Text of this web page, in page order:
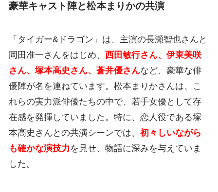
豪華キャスト陣と松本まりかの共演
「タイガー&ドラゴン」は、主演の長瀬智也さんと
岡田准一さんをはじめ、 西田敏行さん、伊東美咲
さん、塚本高史さん、蒼井優さんなど、豪華な俳
優陣が名を連ねています。松本まりかさんは、こ
れらの実力派俳優たちの中で、若手女優として存
在感を発揮していました。特に、恋人役である塚
本高史さんとの共演シーンでは、 初々しいながら
も確かな演技力 を見せ、物語に深みを与えていま
した。